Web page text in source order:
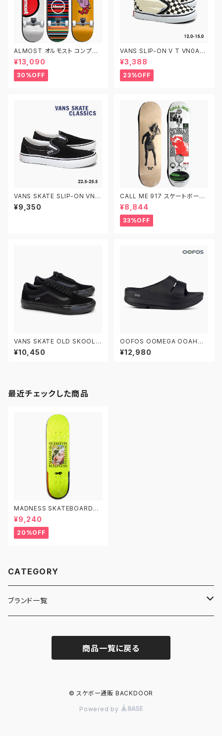
ALMOST オルモスト コンプリ
ート デッキ スケートボード スケ
ボー 7.625インチ 7.75インチ
7.875インチ 子供用 キッズ
¥13,090
30%OFF
VANS SLIP-ON V T VN0A3
4885GX CHECKERBOARD
BLACK/WHITE 12.0-15.0 ヴ
ァンズ クラシック スリッポン ベ
ルクロ ベビーシューズ
¥3,388
23%OFF
VANS SKATE SLIP-ON VN0
A5FCAY28 22.0-30.0 ヴァン
ズ スケートスリッポン
¥9,350
CALL ME 917 スケートボード
スケボー デッキ 8.0インチ
¥8,844
33%OFF
VANS SKATE OLD SKOOL V
N0A5FCBBKA 26.0-29.0 ヴ
ァンズ スケートオールドスクー
¥10,450
OOFOS OOMEGA OOAHH
BLACK ウーフォス リカバリー
サンダル ウーメガ ウーアー ブラ
¥12,980
最近チェックした商品
MADNESS SKATEBOARDS
LABOTOMY R7 マッドネス ス
ケートボード デッキ スケボー 8.
5
¥9,240
20%OFF
CATEGORY
ブランド一覧
商品一覧に戻る
© スケボー通販 BACKDOOR
Powered by